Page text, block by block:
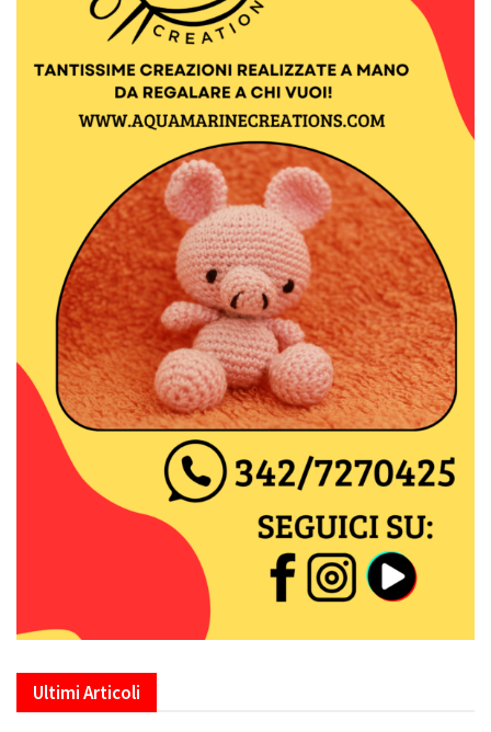
Ultimi Articoli